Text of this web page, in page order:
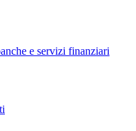
e servizi finanziari